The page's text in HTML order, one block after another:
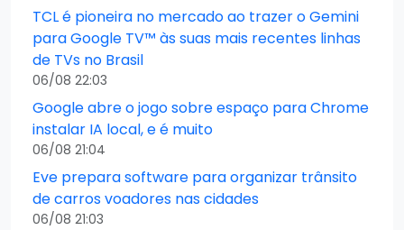
TCL é pioneira no mercado ao trazer o Gemini
para Google TV™ às suas mais recentes linhas
de TVs no Brasil
06/08 22:03
Google abre o jogo sobre espaço para Chrome
instalar IA local, e é muito
06/08 21:04
Eve prepara software para organizar trânsito
de carros voadores nas cidades
06/08 21:03